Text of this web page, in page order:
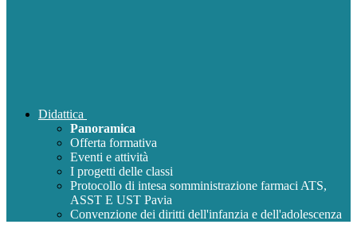
Didattica
Panoramica
Offerta formativa
Eventi e attività
I progetti delle classi
Protocollo di intesa somministrazione farmaci ATS,
ASST E UST Pavia
Convenzione dei diritti dell'infanzia e dell'adolescenza